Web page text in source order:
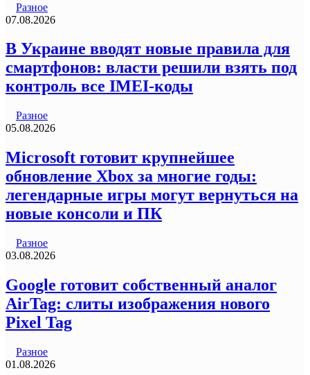
Разное
07.08.2026
В Украине вводят новые правила для
смартфонов: власти решили взять под
контроль все IMEI-коды
Разное
05.08.2026
Microsoft готовит крупнейшее
обновление Xbox за многие годы:
легендарные игры могут вернуться на
новые консоли и ПК
Разное
03.08.2026
Google готовит собственный аналог
AirTag: слиты изображения нового
Pixel Tag
Разное
01.08.2026